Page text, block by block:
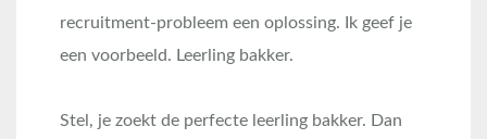
recruitment-probleem een oplossing. Ik geef je
een voorbeeld. Leerling bakker.
Stel, je zoekt de perfecte leerling bakker. Dan